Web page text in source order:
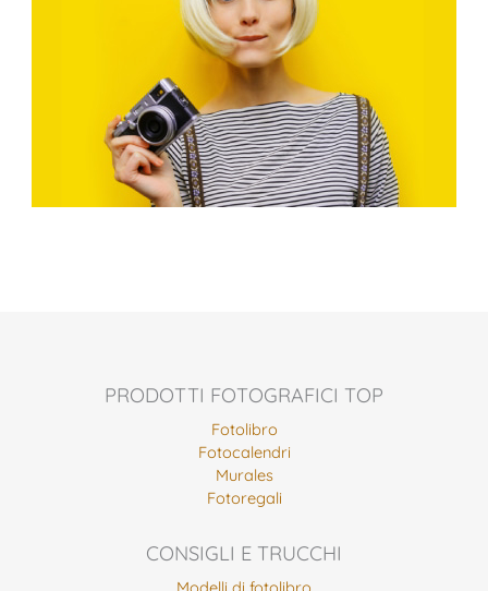
PRODOTTI FOTOGRAFICI TOP
Fotolibro
Fotocalendri
Murales
Fotoregali
CONSIGLI E TRUCCHI